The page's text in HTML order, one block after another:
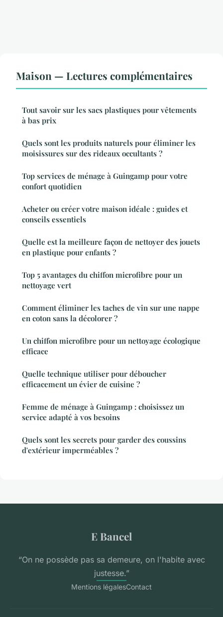
Maison — Lectures complémentaires
Tout savoir sur les sacs plastiques pour vêtements
à bas prix
Quels sont les produits naturels pour éliminer les
moisissures sur des rideaux occultants ?
Top services de ménage à Guingamp pour votre
confort quotidien
Acheter ou créer votre maison idéale : guides et
conseils essentiels
Quelle est la meilleure façon de nettoyer des jouets
en plastique pour enfants ?
Top 5 avantages du chiffon microfibre pour un
nettoyage vert
Comment éliminer les taches de vin sur une nappe
en coton sans la décolorer ?
Un chiffon microfibre pour un nettoyage écologique
efficace
Quelle technique utiliser pour déboucher
efficacement un évier de cuisine ?
Femme de ménage à Guingamp : choisissez un
service adapté à vos besoins
Quels sont les secrets pour garder des coussins
d'extérieur imperméables ?
E Bancel
“On ne possède pas sa demeure, on l'habite avec
justesse.”
Mentions légalesContact